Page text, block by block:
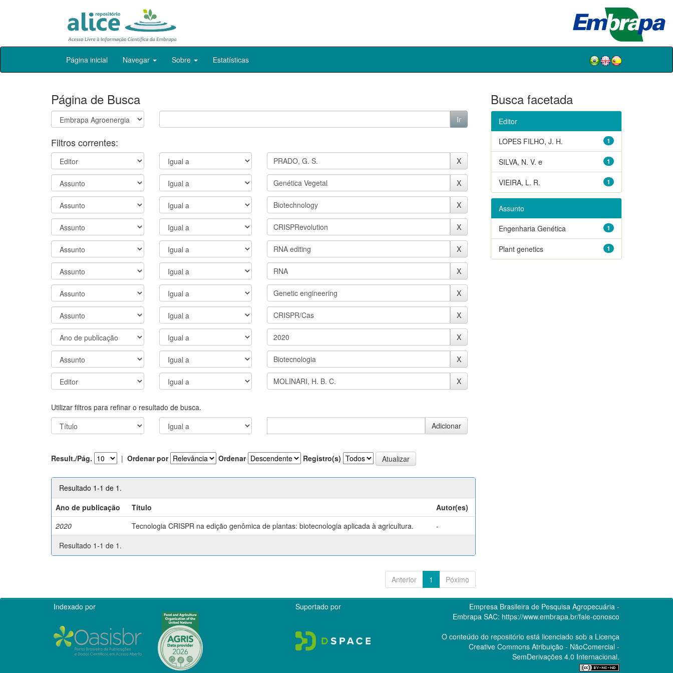
Skip
Página inicial Navegar Sobre Estatísticas
Página de Busca
Filtros correntes:
Utilizar filtros para refinar o resultado de busca.
Result./Pág. | Ordenar por Ordenar Registro(s)
Resultado 1-1 de 1.
Ano de publicação
Título
Autor(es)
2020
Tecnologia CRISPR na edição genômica de plantas: biotecnologia aplicada à agricultura.
-
Resultado 1-1 de 1.
Anterior 1 Póximo
Busca facetada
Editor
1
LOPES FILHO, J. H.
1
SILVA, N. V. e
1
VIEIRA, L. R.
Assunto
1
Engenharia Genética
1
Plant genetics
Indexado por Suportado por
Empresa Brasileira de Pesquisa Agropecuária -
Embrapa SAC: https://www.embrapa.br/fale-conosco
O conteúdo do repositório está licenciado sob a Licença
Creative CommonsAtribuição - NãoComercial -
SemDerivações 4.0 Internacional.